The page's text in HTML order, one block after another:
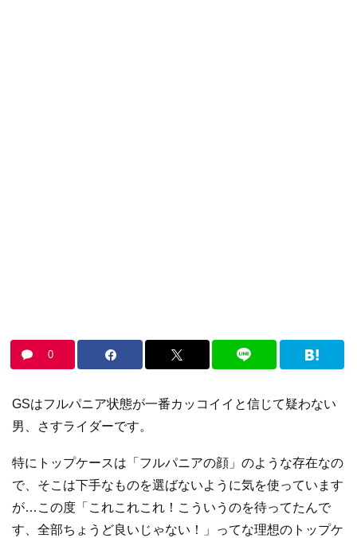
0
GSはフルパニア状態が一番カッコイイと信じて疑わない
男、さすライダーです。
特にトップケースは「フルパニアの顔」のような存在なの
で、そこは下手なものを選ばないように気を使っています
が…この度「これこれこれ！こういうのを待ってたんで
す、全部ちょうど良いじゃない！」ってな理想のトップケ